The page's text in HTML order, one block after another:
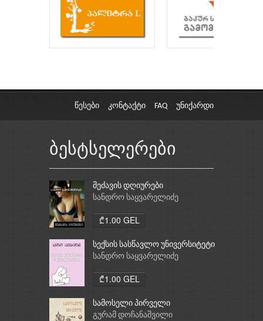
წესები კონტაქტი FAQ უნიქარდი
ბესტსელერები
მეძავის დღიურები
სანდრო საყვარელიძე
₾1.00 GEL
სექსის სასწავლო უნივერსიტეტი
სანდრო საყვარელიძე
₾1.00 GEL
სამოსელი პირველი
გურამ დოჩანაშვილი